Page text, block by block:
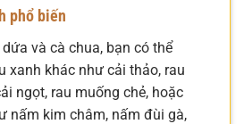
phổ biến
và cà chua, bạn có thể
xanh khác như cải thảo, rau
ngọt, rau muống chẻ, hoặc
nấm kim châm, nấm đùi gà,